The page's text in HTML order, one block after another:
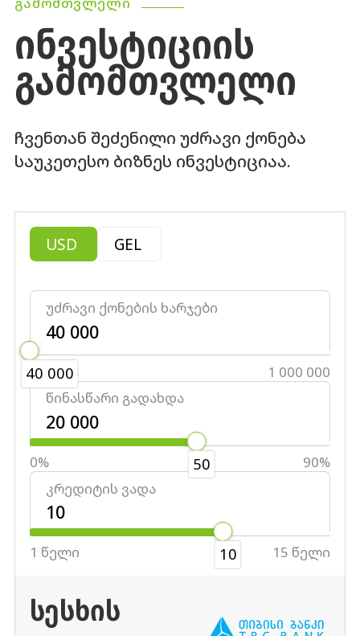
ᲘᲜᲕᲔᲡᲢᲘᲪᲘᲘᲡ
ᲒᲐᲛᲝᲛᲗᲕᲚᲔᲚᲘ
ჩვენთან შეძენილი უძრავი ქონება
საუკეთესო ბიზნეს ინვესტიციაა.
USD GEL
უძრავი ქონების ხარჯები
40 000
40 000
1 000 000
წინასწარი გადახდა
50
0%
90%
კრედიტის ვადა
10
1 წელი 15 წელი
ᲡᲔᲡᲮᲘᲡ